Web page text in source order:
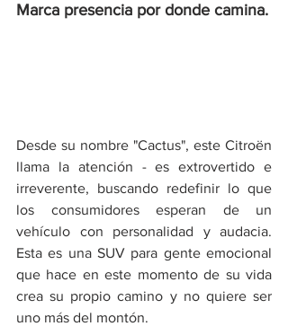
Marca presencia por donde camina.
Desde su nombre "Cactus", este Citroën
llama la atención - es extrovertido e
irreverente, buscando redefinir lo que
los consumidores esperan de un
vehículo con personalidad y audacia.
Esta es una SUV para gente emocional
que hace en este momento de su vida
crea su propio camino y no quiere ser
uno más del montón.